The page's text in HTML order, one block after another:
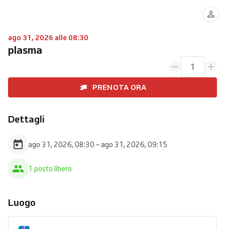
ago 31, 2026 alle 08:30
plasma
1
PRENOTA ORA
Dettagli
ago 31, 2026, 08:30 – ago 31, 2026, 09:15
1 posto libero
Luogo